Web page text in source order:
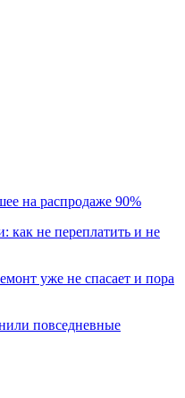
на распродаже 90%
как не переплатить и не
уже не спасает и пора
повседневные